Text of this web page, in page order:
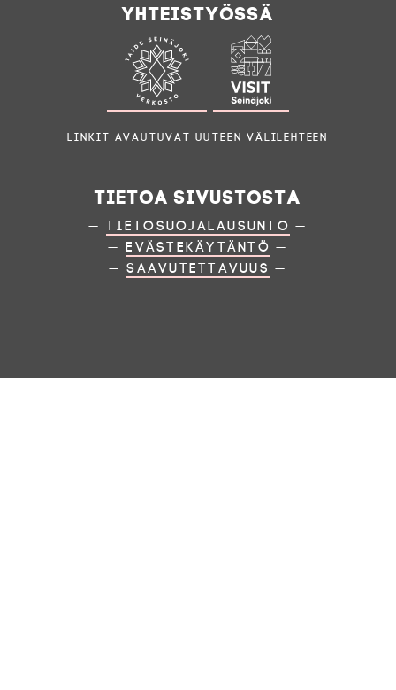
Yhteistyössä
Linkit avautuvat uuteen välilehteen
Tietoa sivustosta
—Tietosuojalausunto —
— Evästekäytäntö —
—Saavutettavuus —